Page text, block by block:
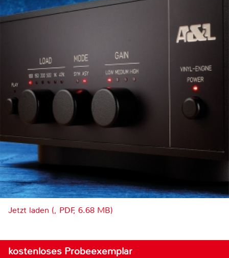
Jetzt laden (, PDF, 6.68 MB)
kostenloses Probeexemplar